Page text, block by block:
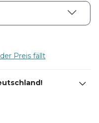
Preis fällt